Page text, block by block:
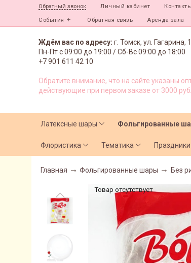
Обратный звонок Личный кабинет Контакты
События Обратная связь Аренда зала
Ждём вас по адресу: г. Томск, ул. Гагарина,
Пн-Пт с09:00 до 19:00 /Сб-Вс 09:00 до 18:00
+7 901 611 42 10
Обратите внимание, что на сайте указаны
действующие при первом заказе от 3000
Латексные шары Фольгированные
Флористика Тематика Праздники
Главная Фольгированные шары Без
Товар отсутствует